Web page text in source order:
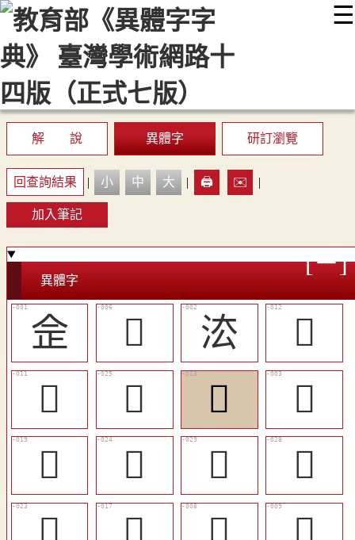
☰
::: 最新消息 常見問題 編輯說明
顯示模式
網站導覽
解 說 異體字 研訂瀏覽
回查詢結果 | 小 中 大 | 🖨️ ✉️ |
加入筆記
異體字
佱 󳆿 㳒
󳇅
󳇄
𣳬 󳇆
𣳴
󳇉
󳇋 󳇏
󳇎
󳇊
󳇈 󳇁
󳇂